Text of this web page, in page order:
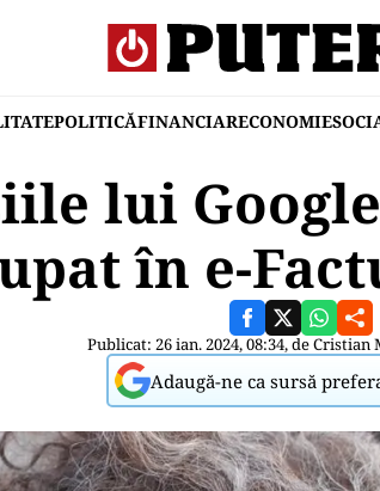
POLITICĂFINANCIARECONOMIE
lui
în e-
Publicat: 26 ian. 2024, 08:34, deCristian
Adaugă-ne ca sursă